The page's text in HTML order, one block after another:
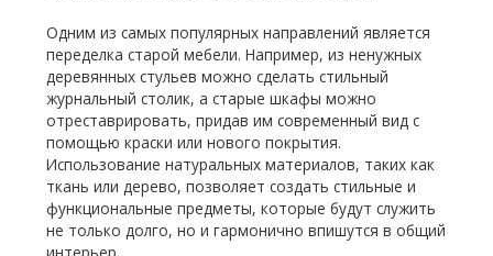
Одним из самых популярных направлений является
переделка старой мебели. Например, из ненужных
деревянных стульев можно сделать стильный
журнальный столик, а старые шкафы можно
отреставрировать, придав им современный вид с
помощью краски или нового покрытия.
Использование натуральных материалов, таких как
ткань или дерево, позволяет создать стильные и
функциональные предметы, которые будут служить
не только долго, но и гармонично впишутся в общий